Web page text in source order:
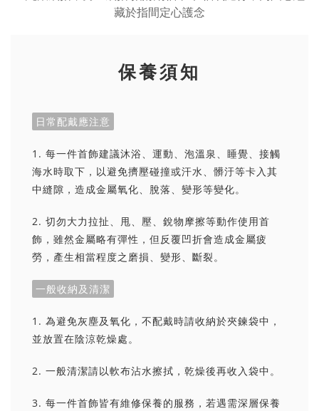
保養須知
日常配戴應注意
1. 每一件首飾建議沐浴、運動、泡溫泉、睡覺、接觸
海水時取下，以避免擠壓碰撞或汗水、髒汙等卡入其
中縫隙，造成金屬氧化、脫落、變形等變化。
2. 切勿大力拉扯、甩、壓、銳物摩擦等動作使用首
飾，雖然金屬略有彈性，但反覆凹折會造成金屬疲
勞，產生相當程度之磨損、變形、斷裂。
一般收納及清潔
1. 為避免灰塵及氧化，不配戴時請收納於夾鍊袋中，
並放置在陰涼乾燥處。
2. 一般清潔請以軟布沾水擦拭，乾燥後再收入袋中。
3. 每一件首飾皆有維修保養的服務，若遇需深層保養